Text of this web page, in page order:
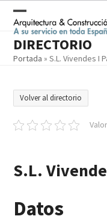
contentOpen
mobile
menu
Close
mobile
menu
DIRECTORIO
Portada »S.L. Vivendes I
Volver al directorio
S.L.
Datos